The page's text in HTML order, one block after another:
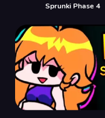
Sprunki Phase 4